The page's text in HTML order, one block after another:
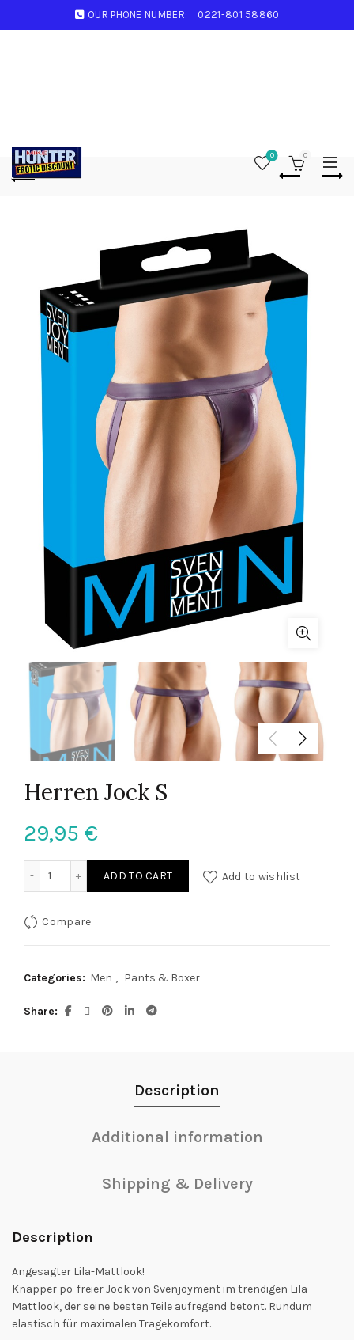
OUR PHONE NUMBER: 0221-801 58860
0 0
Herren Jock S
29,95 €
ADD TO CART Add to wishlist
Compare
Categories: Men , Pants & Boxer
Share
Description
Additional information
Shipping & Delivery
Description
Angesagter Lila-Mattlook!
Knapper po-freier Jock von Svenjoyment im trendigen Lila-
Mattlook, der seine besten Teile aufregend betont. Rundum
elastisch für maximalen Tragekomfort.